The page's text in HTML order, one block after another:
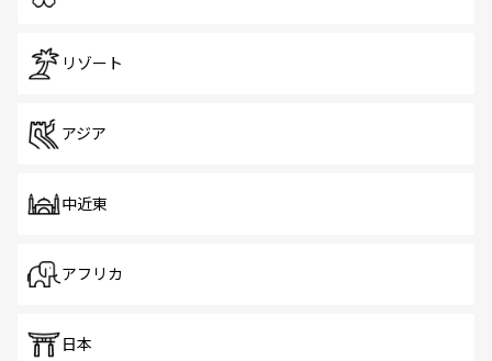
リゾート
アジア
中近東
アフリカ
日本